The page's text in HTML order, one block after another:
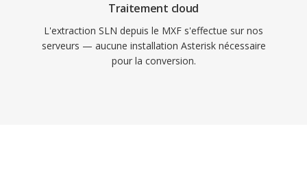
Traitement cloud
L'extraction SLN depuis le MXF s'effectue sur nos
serveurs — aucune installation Asterisk nécessaire
pour la conversion.